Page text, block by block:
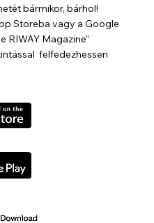
bármikor, bárhol!
Storeba vagy a Google
RIWAY Magazine”
felfedezhessen